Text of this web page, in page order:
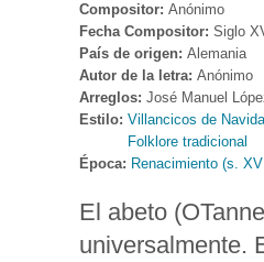
Compositor: Anónimo
Fecha Compositor: Siglo
País de origen: Alemania
Autor de la letra: Anónimo
Arreglos: José Manuel
Estilo: Villancicos de
Folklore tradicional
Época: Renacimiento (s.
El abeto
universalmente.